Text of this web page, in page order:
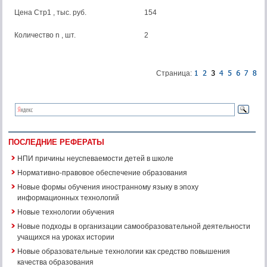
Цена Cтр1 , тыс. руб. 154
Количество n , шт. 2
Страница:
ПОСЛЕДНИЕ РЕФЕРАТЫ
НПИ причины неуспеваемости детей в школе
Нормативно-правовое обеспечение образования
Новые формы обучения иностранному языку в эпоху
информационных технологий
Новые технологии обучения
Новые подходы в организации самообразовательной деятельности
учащихся на уроках истории
Новые образовательные технологии как средство повышения
качества образования